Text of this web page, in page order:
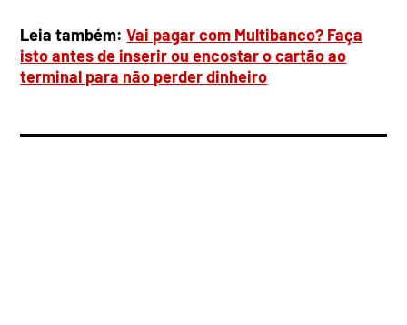
Leia também:Vai pagar com Multibanco? Faça
isto antes de inserir ou encostar o cartão ao
terminal para não perder dinheiro